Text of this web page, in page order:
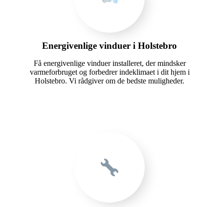
Energivenlige vinduer i Holstebro
Få energivenlige vinduer installeret, der mindsker
varmeforbruget og forbedrer indeklimaet i dit hjem i
Holstebro. Vi rådgiver om de bedste muligheder.